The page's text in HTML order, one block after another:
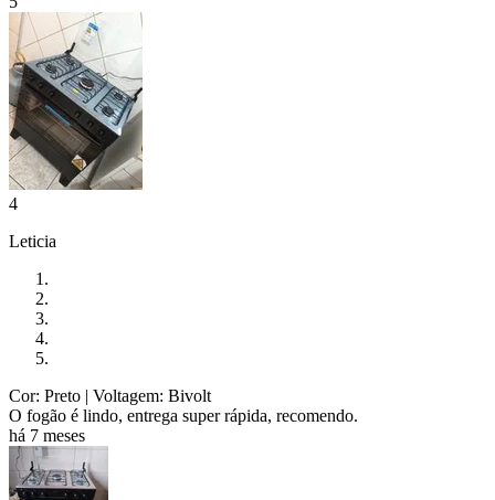
4
Leticia
Cor: Preto | Voltagem: Bivolt
O fogão é lindo, entrega super rápida, recomendo.
há 7 meses